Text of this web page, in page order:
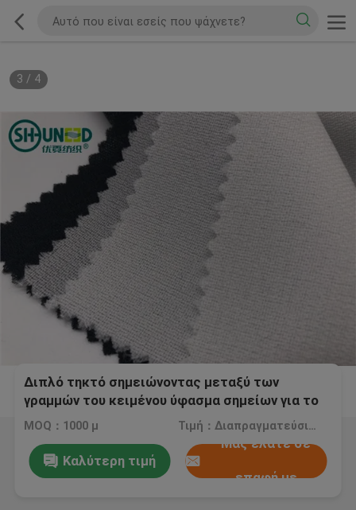
3 / 4
Διπλό τηκτό σημειώνοντας μεταξύ των
γραμμών του κειμένου ύφασμα σημείων για το
επιχειρησιακό περιστασιακό κοστούμι Eco
MOQ：1000 μ Τιμή：Διαπραγματεύσιμος
Καλύτερη τιμή
Μας ελάτε σε
επαφή με